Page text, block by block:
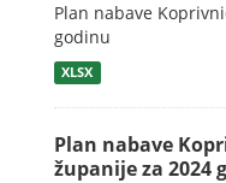
Plan nabave
godinu
XLSX
Plan nabave
županije za 2024